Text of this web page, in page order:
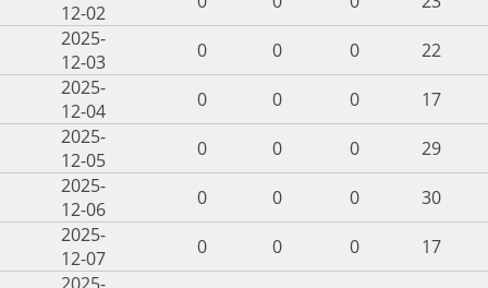
12-02
2025-
12-03
0 0 0
22
2025-
12-04
0 0 0
17
2025-
12-05
0 0 0
29
2025-
12-06
0 0 0
30
2025-
12-07
0 0 0
17
2025-